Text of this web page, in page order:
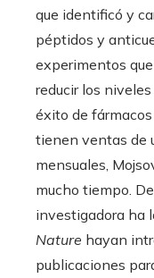
que identificó y
péptidos y
experimentos
reducir los
éxito de
tienen ventas de
mensuales,
mucho tiempo.
investigadora ha
Nature hayan
publicaciones